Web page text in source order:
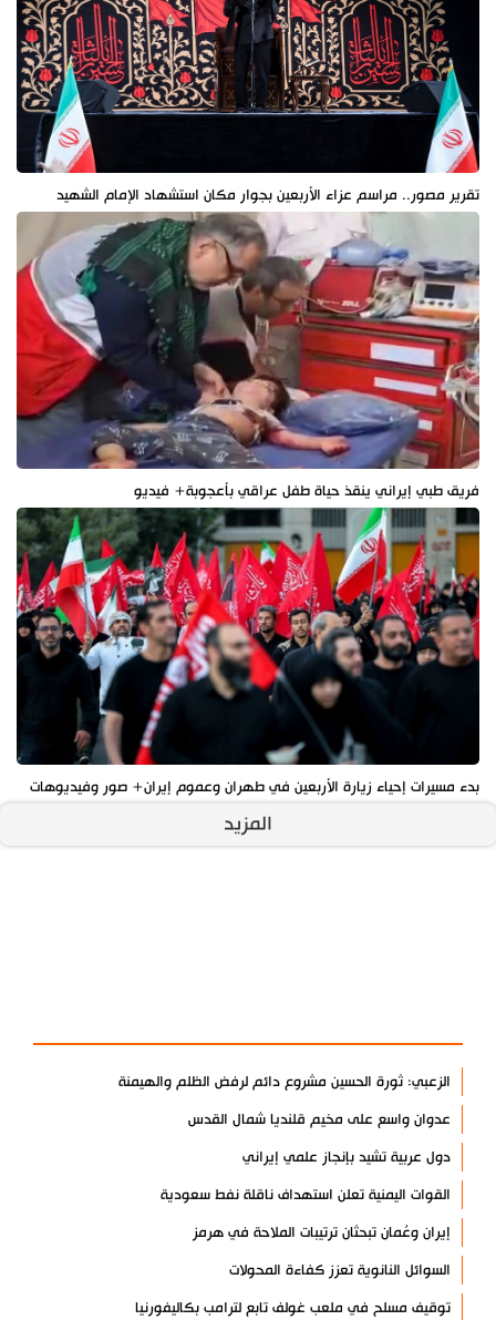
تقرير مصور.. مراسم عزاء الأربعين بجوار مكان استشهاد الإمام الشهيد
فريق طبي إيراني ينقذ حياة طفل عراقي بأعجوبة+ فيديو
بدء مسيرات إحياء زيارة الأربعين في طهران وعموم إيران+ صور وفيديوهات
المزيد
الزعبي: ثورة الحسين مشروع دائم لرفض الظلم والهيمنة
عدوان واسع على مخيم قلنديا شمال القدس
دول عربية تشيد بإنجاز علمي إيراني
القوات اليمنية تعلن استهداف ناقلة نفط سعودية
إيران وعُمان تبحثان ترتيبات الملاحة في هرمز
السوائل النانوية تعزز كفاءة المحولات
توقيف مسلح في ملعب غولف تابع لترامب بكاليفورنيا